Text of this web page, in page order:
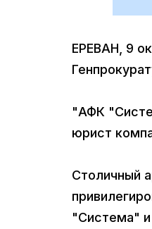
ЕРЕВАН, 9
"АФК
юрист
Столичный
"Система"